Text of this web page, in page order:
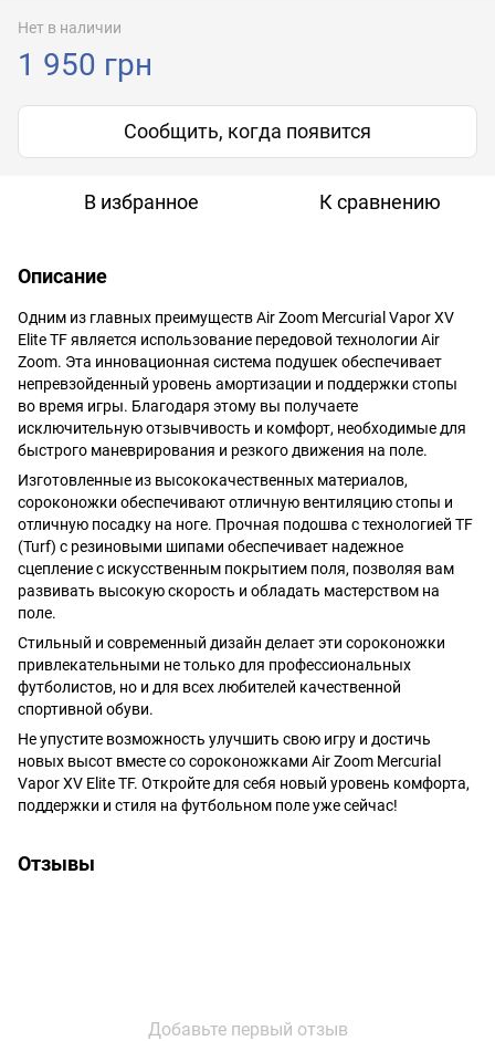
Нет в наличии
1 950 грн
Сообщить, когда появится
В избранное К сравнению
Описание
Одним из главных преимуществ Air Zoom Mercurial Vapor XV
Elite TF является использование передовой технологии Air
Zoom. Эта инновационная система подушек обеспечивает
непревзойденный уровень амортизации и поддержки стопы
во время игры. Благодаря этому вы получаете
исключительную отзывчивость и комфорт, необходимые для
быстрого маневрирования и резкого движения на поле.
Изготовленные из высококачественных материалов,
сороконожки обеспечивают отличную вентиляцию стопы и
отличную посадку на ноге. Прочная подошва с технологией TF
(Turf) с резиновыми шипами обеспечивает надежное
сцепление с искусственным покрытием поля, позволяя вам
развивать высокую скорость и обладать мастерством на
поле.
Стильный и современный дизайн делает эти сороконожки
привлекательными не только для профессиональных
футболистов, но и для всех любителей качественной
спортивной обуви.
Не упустите возможность улучшить свою игру и достичь
новых высот вместе со сороконожками Air Zoom Mercurial
Vapor XV Elite TF. Откройте для себя новый уровень комфорта,
поддержки и стиля на футбольном поле уже сейчас!
Отзывы
Добавьте первый отзыв